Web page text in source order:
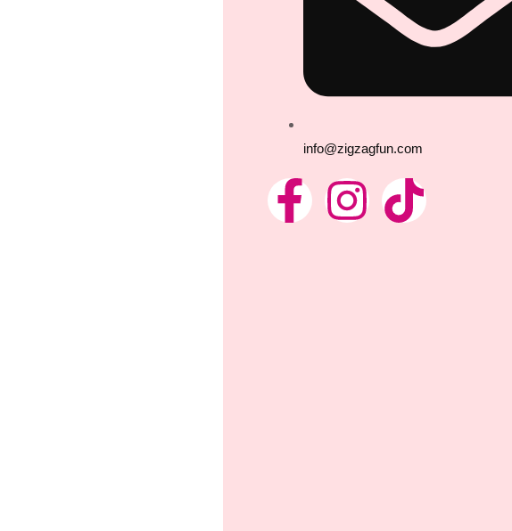
info@zigzagfun.com